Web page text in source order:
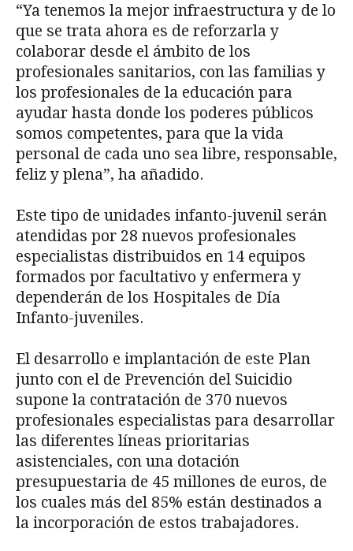
“Ya tenemos la mejor infraestructura y de lo
que se trata ahora es de reforzarla y
colaborar desde el ámbito de los
profesionales sanitarios, con las familias y
los profesionales de la educación para
ayudar hasta donde los poderes públicos
somos competentes, para que la vida
personal de cada uno sea libre, responsable,
feliz y plena”, ha añadido.
Este tipo de unidades infanto-juvenil serán
atendidas por 28 nuevos profesionales
especialistas distribuidos en 14 equipos
formados por facultativo y enfermera y
dependerán de los Hospitales de Día
Infanto-juveniles.
El desarrollo e implantación de este Plan
junto con el de Prevención del Suicidio
supone la contratación de 370 nuevos
profesionales especialistas para desarrollar
las diferentes líneas prioritarias
asistenciales, con una dotación
presupuestaria de 45 millones de euros, de
los cuales más del 85% están destinados a
la incorporación de estos trabajadores.